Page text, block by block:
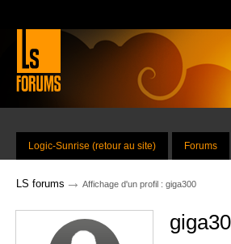
Logic-Sunrise (retour au site) Forums
LS forums → Affichage d'un profil : giga300